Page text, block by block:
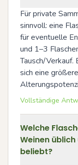
Für private
sinnvoll: eine
für eventuelle
und 1–3
Tausch/
sich eine
Vollständige
Welche
Weinen
beliebt?